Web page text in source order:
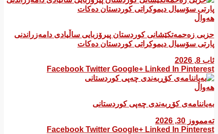
هەواڵ
​حزبی زەحمەتکێشانی کوردستان پیرۆزبایی ساڵیادی دامەزراندنی
پارتی سۆسیال دیموکراتی کوردستان دەکات
ئاب 8, 2026
Facebook Twitter Google+ Linked In Pinterest
هەواڵ
بەیاننامەی کۆڕبەندی چەپی کوردستانی
تەممووز 30, 2026
Facebook Twitter Google+ Linked In Pinterest